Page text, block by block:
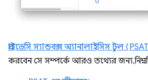
প্রাইভেসি স্যান্ডবক্স অ্যানালাইসিস টুল
করবেন সে সম্পর্কে আরও তথ্যের জন্য,